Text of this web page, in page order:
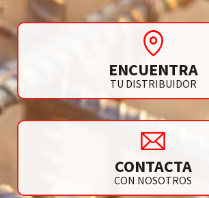
ENCUENTRA
TU DISTRIBUIDOR
CONTACTA
CON NOSOTROS